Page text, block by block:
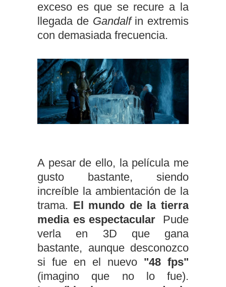
exceso es que se recure a la
llegada de Gandalfin extremis
con demasiada frecuencia.
A pesar de ello, la película me
gusto bastante, siendo
increíble la ambientación de la
trama. El mundo de la tierra
media es espectacular
Pude
verla en 3D que gana
bastante, aunque desconozco
si fue en el nuevo "48 fps"
(imagino que no lo fue).